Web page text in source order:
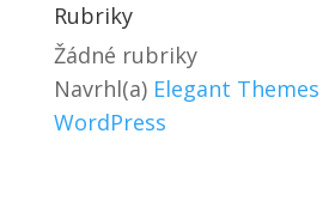
Rubriky
Žádné rubriky
Navrhl(a) Elegant Themes
WordPress